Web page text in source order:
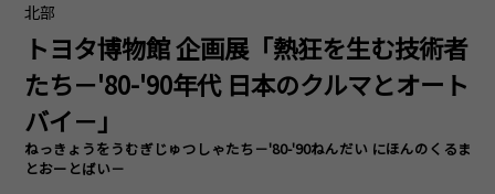
北部
トヨタ博物館 企画展「熱狂を生む技術者
たち－'80-'90年代 日本のクルマとオート
バイ－」
ねっきょうをうむぎじゅつしゃたち－'80-'90ねんだい にほんのくるま
とおーとばい－